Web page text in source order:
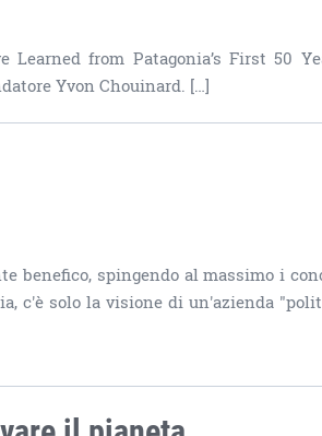
Learned from Patagonia’s First 50
Yvon Chouinard. […]
benefico, spingendo al massimo i
c'è solo la visione di un'azienda